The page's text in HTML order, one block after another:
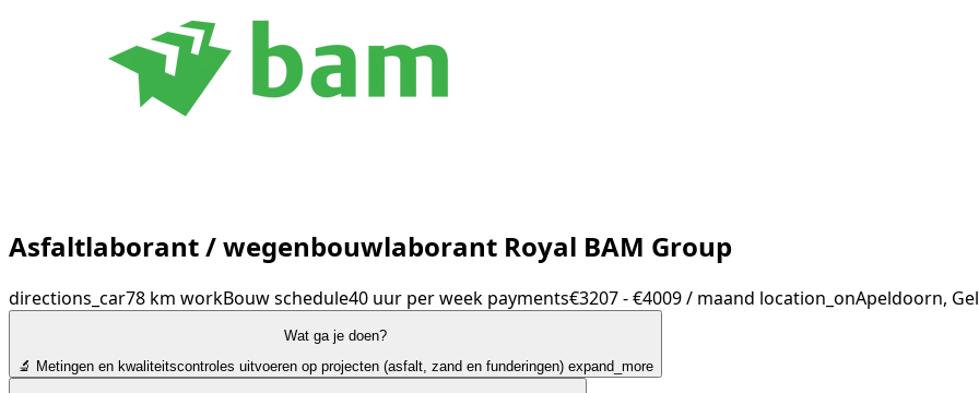
Asfaltlaborant / wegenbouwlaborant Royal BAM Group
directions_car78 km workBouwschedule40 uur per week payments€3207 - €4009 / maand location_onApeldoorn,
Wat ga je doen?
🔬 Metingen en kwaliteitscontroles uitvoeren op projecten (asfalt, zand en funderingen) expand_more